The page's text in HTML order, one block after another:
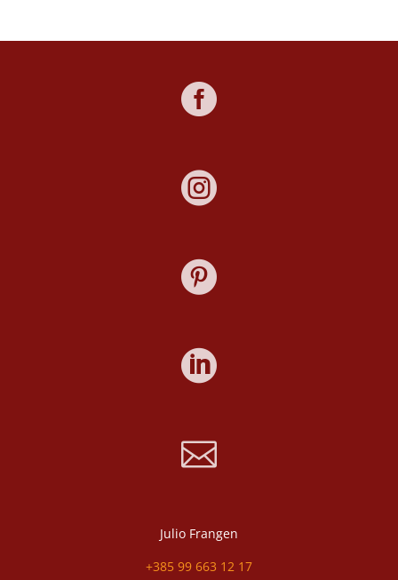





Julio Frangen
+385 99 663 12 17